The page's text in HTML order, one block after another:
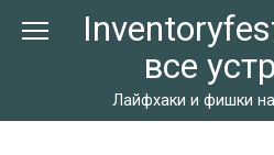
все
Лайфхаки и фишки